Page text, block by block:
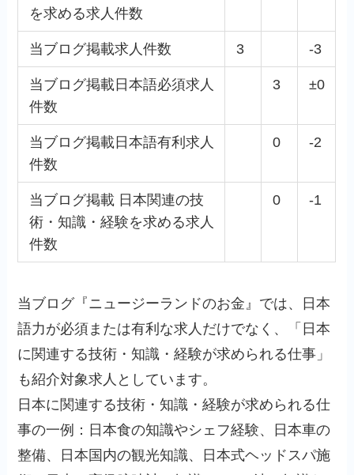
を求める求人件数
当ブログ掲載求人件数 3 -3
当ブログ掲載日本語必須求人
件数
3 ±0
当ブログ掲載日本語有利求人
件数
0 -2
当ブログ掲載 日本関連の技
術・知識・経験を求める求人
件数
0 -1
当ブログ『ニュージーランドのお金』では、日本
語力が必須または有利な求人だけでなく、「日本
に関連する技術・知識・経験が求められる仕事」
も紹介対象求人としています。
日本に関連する技術・知識・経験が求められる仕
事の一例：日本食の知識やシェフ経験、日本車の
整備、日本国内の観光知識、日本式ヘッドスパ施